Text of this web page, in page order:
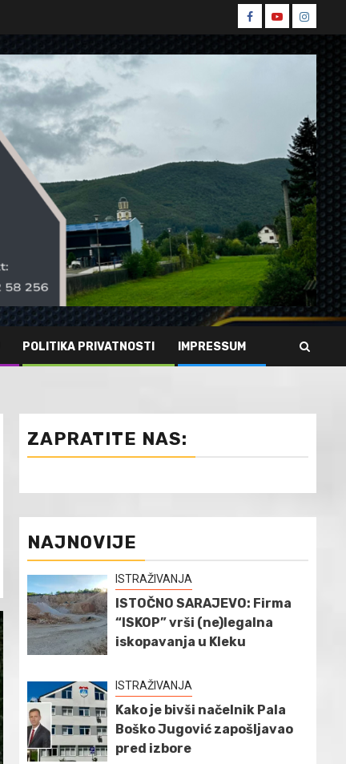
Spin
Facebook
Spin
Youtube
Spin
POLITIKA PRIVATNOSTI IMPRESSUM
ZAPRATITE NAS:
NAJNOVIJE
ISTRAŽIVANJA
ISTOČNO SARAJEVO: Firma
“ISKOP” vrši (ne)legalna
iskopavanja u Kleku
ISTRAŽIVANJA
Kako je bivši načelnik Pala
Boško Jugović zapošljavao
pred izbore